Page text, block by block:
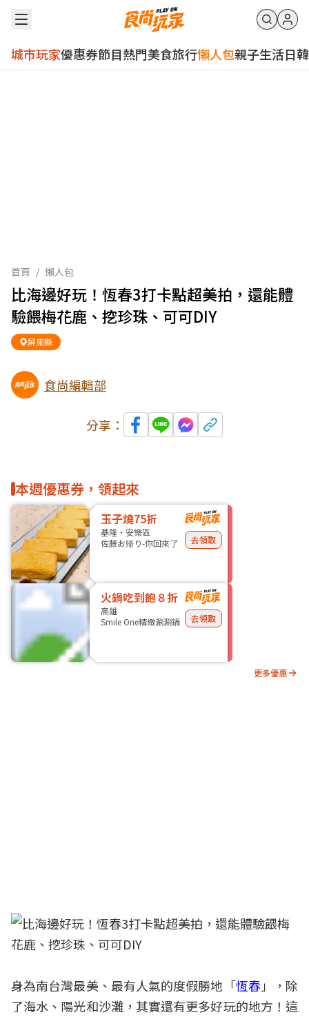
城市玩家優惠券節目熱門美食旅行懶人包親子生活日韓
首頁 / 懶人包
比海邊好玩！恆春3打卡點超美拍，還能體
驗餵梅花鹿、挖珍珠、可可DIY
屏東縣
食尚編輯部
分享：
本週優惠券，領起來
玉子燒75折
基隆・安樂區
佐藤お帰り-你回來了
去領取
火鍋吃到飽８折
高雄
Smile One精緻涮涮鍋
去領取
更多優惠
身為南台灣最美、最有人氣的度假勝地「恆春」，除
了海水、陽光和沙灘，其實還有更多好玩的地方！這